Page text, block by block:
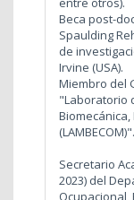
Beca post-
Spaulding
de
Irvine (USA).
Miembro del
"Laboratorio
(LAMBECOM)".
Secretario
2023) del
Ocupacional,